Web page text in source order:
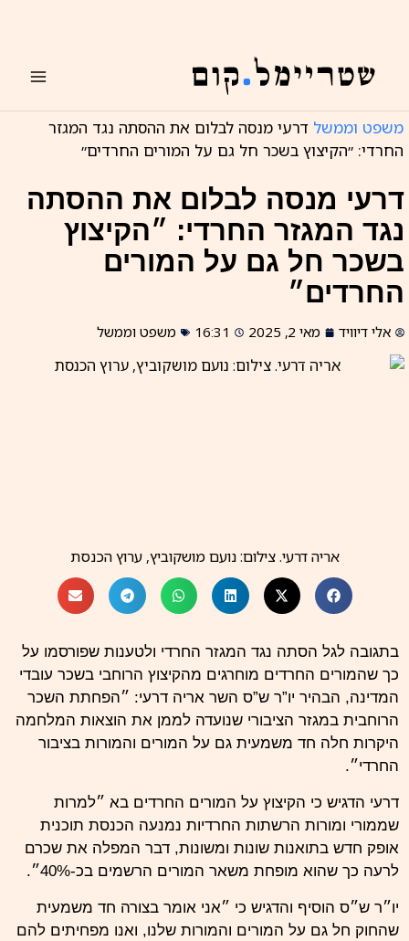
משפט וממשל דרעי מנסה לבלום את ההסתה נגד המגזר
החרדי: ״הקיצוץ בשכר חל גם על המורים החרדים״
דרעי מנסה לבלום את ההסתה
נגד המגזר החרדי: ״הקיצוץ
בשכר חל גם על המורים
החרדים״
אלי דיוויד מאי 2, 2025 16:31 משפט וממשל
אריה דרעי. צילום: נועם מושקוביץ, ערוץ הכנסת
בתגובה לגל הסתה נגד המגזר החרדי ולטענות שפורסמו על
כך שהמורים החרדים מוחרגים מהקיצוץ הרוחבי בשכר עובדי
המדינה, הבהיר יו”ר ש”ס השר אריה דרעי: ״הפחתת השכר
הרוחבית במגזר הציבורי שנועדה לממן את הוצאות המלחמה
היקרות חלה חד משמעית גם על המורים והמורות בציבור
החרדי״.
דרעי הדגיש כי הקיצוץ על המורים החרדים בא ״למרות
שממורי ומורות הרשתות החרדיות נמנעה הכנסת תוכנית
אופק חדש בתואנות שונות ומשונות, דבר המפלה את שכרם
לרעה כך שהוא מופחת משאר המורים הרשמים בכ-40%״.
יו״ר ש״ס הוסיף והדגיש כי ״אני אומר בצורה חד משמעית
שהחוק חל גם על המורים והמורות שלנו, ואנו מפחיתים להם